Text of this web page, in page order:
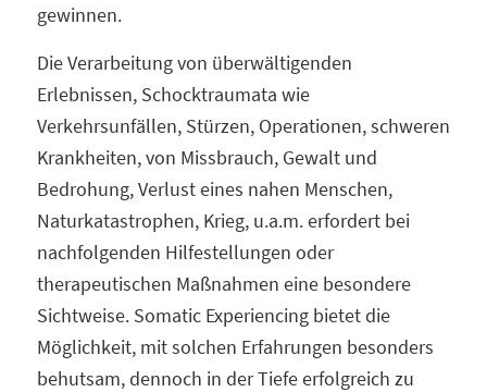
gewinnen.
Die Verarbeitung von überwältigenden
Erlebnissen, Schocktraumata wie
Verkehrsunfällen, Stürzen, Operationen, schweren
Krankheiten, von Missbrauch, Gewalt und
Bedrohung, Verlust eines nahen Menschen,
Naturkatastrophen, Krieg, u.a.m. erfordert bei
nachfolgenden Hilfestellungen oder
therapeutischen Maßnahmen eine besondere
Sichtweise. Somatic Experiencing bietet die
Möglichkeit, mit solchen Erfahrungen besonders
behutsam, dennoch in der Tiefe erfolgreich zu